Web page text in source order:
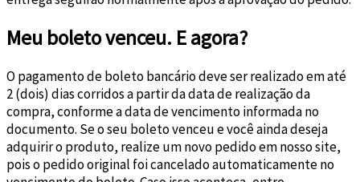
Meu boleto venceu. E agora?
O pagamento de boleto bancário deve ser realizado em até
2 (dois) dias corridos a partir da data de realização da
compra, conforme a data de vencimento informada no
documento. Se o seu boleto venceu e você ainda deseja
adquirir o produto, realize um novo pedido em nosso site,
pois o pedido original foi cancelado automaticamente no